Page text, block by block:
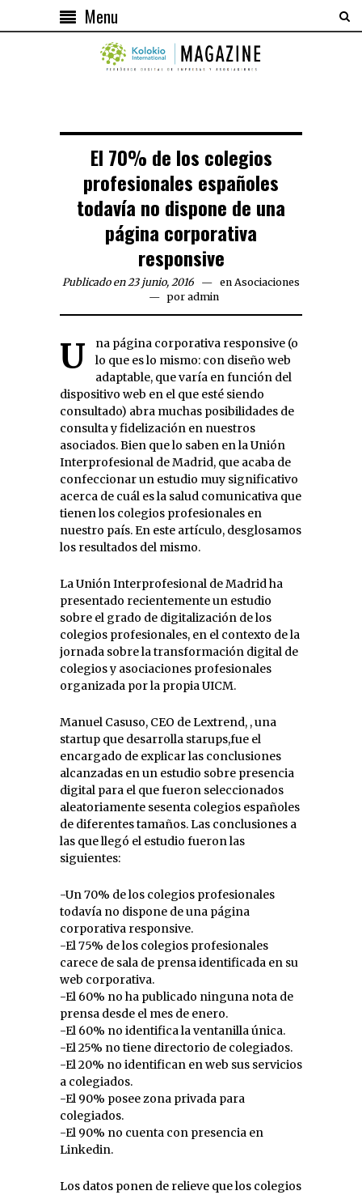
Menu
El 70% de los colegios
profesionales españoles
todavía no dispone de una
página corporativa
responsive
Publicado en 23 junio, 2016 en Asociaciones
por admin
Una página corporativa responsive (o
lo que es lo mismo: con diseño web
adaptable, que varía en función del
dispositivo web en el que esté siendo
consultado) abra muchas posibilidades de
consulta y fidelización en nuestros
asociados. Bien que lo saben en la Unión
Interprofesional de Madrid, que acaba de
confeccionar un estudio muy significativo
acerca de cuál es la salud comunicativa que
tienen los colegios profesionales en
nuestro país. En este artículo, desglosamos
los resultados del mismo.
La Unión Interprofesional de Madrid ha
presentado recientemente un estudio
sobre el grado de digitalización de los
colegios profesionales, en el contexto de la
jornada sobre la transformación digital de
colegios y asociaciones profesionales
organizada por la propia UICM.
Manuel Casuso, CEO de Lextrend, , una
startup que desarrolla starups,fue el
encargado de explicar las conclusiones
alcanzadas en un estudio sobre presencia
digital para el que fueron seleccionados
aleatoriamente sesenta colegios españoles
de diferentes tamaños. Las conclusiones a
las que llegó el estudio fueron las
siguientes:
-Un 70% de los colegios profesionales
todavía no dispone de una página
corporativa responsive.
-El 75% de los colegios profesionales
carece de sala de prensa identificada en su
web corporativa.
-El 60% no ha publicado ninguna nota de
prensa desde el mes de enero.
-El 60% no identifica la ventanilla única.
-El 25% no tiene directorio de colegiados.
-El 20% no identifican en web sus servicios
a colegiados.
-El 90% posee zona privada para
colegiados.
-El 90% no cuenta con presencia en
Linkedin.
Los datos ponen de relieve que los colegios